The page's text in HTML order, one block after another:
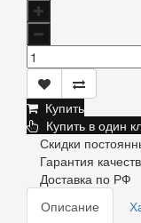
Купить
Купить в один
Скидки
Гарантия
Доставка по РФ
Описание